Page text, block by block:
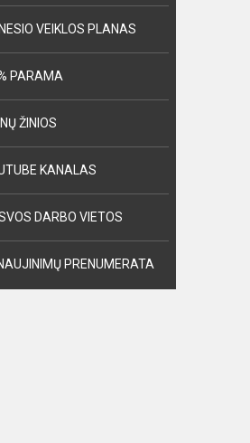
VEIKLOS PLANAS
PARAMA
ŽINIOS
KANALAS
DARBO VIETOS
PRENUMERATA